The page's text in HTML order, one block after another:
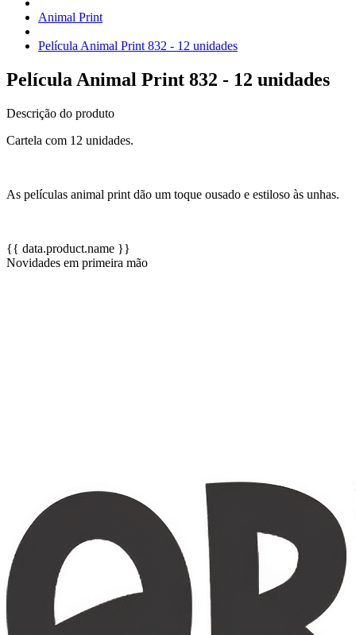
Animal Print
Película Animal Print 832 - 12 unidades
Película Animal Print 832 - 12 unidades
Descrição do produto
Cartela com 12 unidades.
As películas animal print dão um toque ousado e estiloso às unhas.
{{ data.product.name }}
Novidades em primeira mão